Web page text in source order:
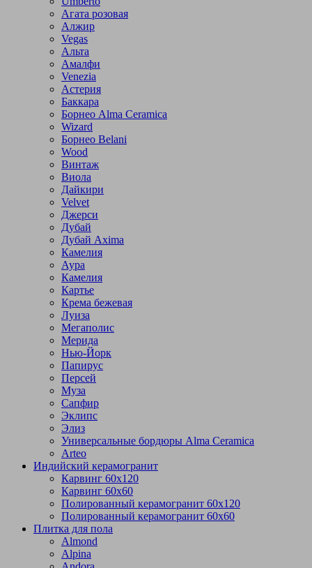
Агата розовая
Алжир
Vegas
Альта
Амалфи
Venezia
Астерия
Баккара
Борнео Alma Ceramica
Wizard
Борнео Belani
Wood
Винтаж
Виола
Дайкири
Velvet
Джерси
Дубай
Дубай Axima
Камелия
Аура
Камелия
Картье
Крема бежевая
Луиза
Мегаполис
Мерида
Нью-Йорк
Папирус
Персей
Муза
Сапфир
Эклипс
Элиз
Универсальные бордюры Alma Ceramica
Arteo
Индийский керамогранит
Карвинг 60х120
Карвинг 60х60
Полированный керамогранит 60х120
Полированный керамогранит 60х60
Плитка для пола
Almond
Alpina